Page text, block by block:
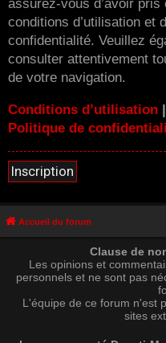
assurez-vous d’avoir
conditions d’utilisation et
confidentialité. Veuillez
consulter attentivement
de votre navigation.
Conditions d’utilisation |
Politique de
Inscription
Accueil du forum
Clause de
Les opinions et
personnels et ne sont pas
L'équipe de ce forum n'est
sites